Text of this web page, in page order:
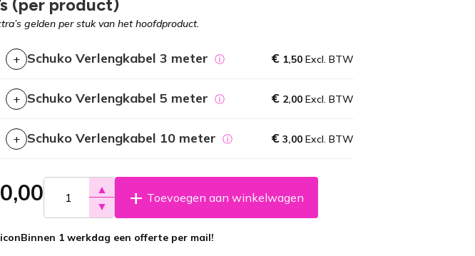
(per product)
gelden per stuk van het hoofdproduct.
+ Schuko Verlengkabel 3 meter ⓘ € 1,50 Excl. BTW
+ Schuko Verlengkabel 5 meter ⓘ € 2,00 Excl. BTW
+ Schuko Verlengkabel 10 meter ⓘ € 3,00 Excl. BTW
▲
▼
Toevoegen aan winkelwagen
Binnen 1 werkdag een offerte per mail!